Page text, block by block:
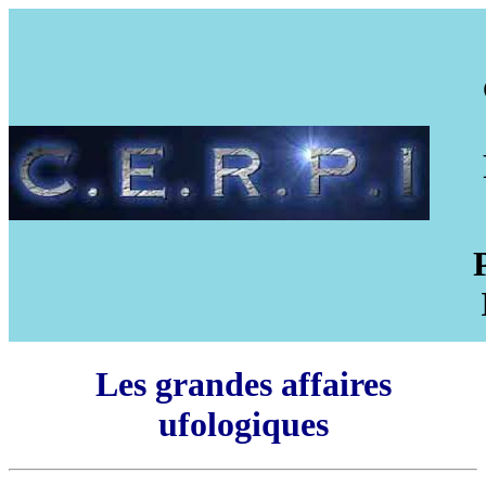
Les grandes affaires
ufologiques